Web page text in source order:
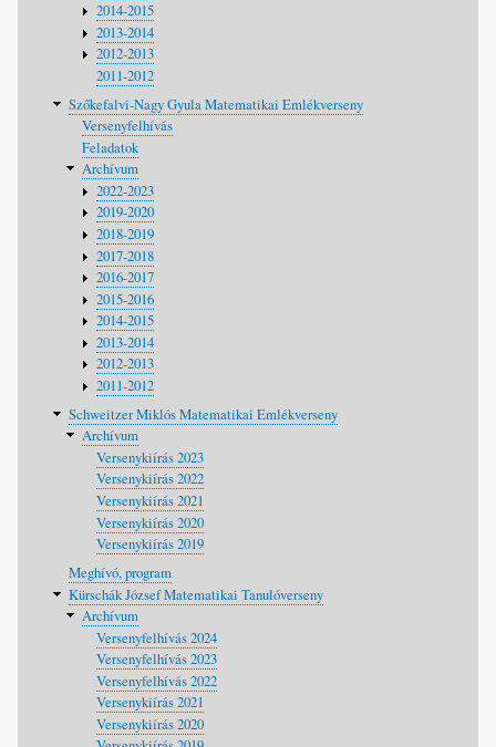
2014-2015
2013-2014
2012-2013
2011-2012
Szőkefalvi-Nagy Gyula Matematikai Emlékverseny
Versenyfelhívás
Feladatok
Archívum
2022-2023
2019-2020
2018-2019
2017-2018
2016-2017
2015-2016
2014-2015
2013-2014
2012-2013
2011-2012
Schweitzer Miklós Matematikai Emlékverseny
Archívum
Versenykiírás 2023
Versenykiírás 2022
Versenykiírás 2021
Versenykiírás 2020
Versenykiírás 2019
Meghívó, program
Kürschák József Matematikai Tanulóverseny
Archívum
Versenyfelhívás 2024
Versenyfelhívás 2023
Versenyfelhívás 2022
Versenykiírás 2021
Versenykiírás 2020